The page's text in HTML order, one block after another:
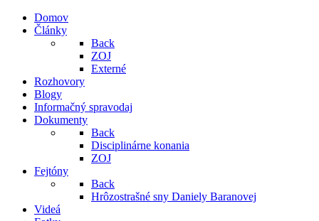
Domov
Články
Back
ZOJ
Externé
Rozhovory
Blogy
Informačný spravodaj
Dokumenty
Back
Disciplinárne konania
ZOJ
Fejtóny
Back
Hrôzostrašné sny Daniely Baranovej
Videá